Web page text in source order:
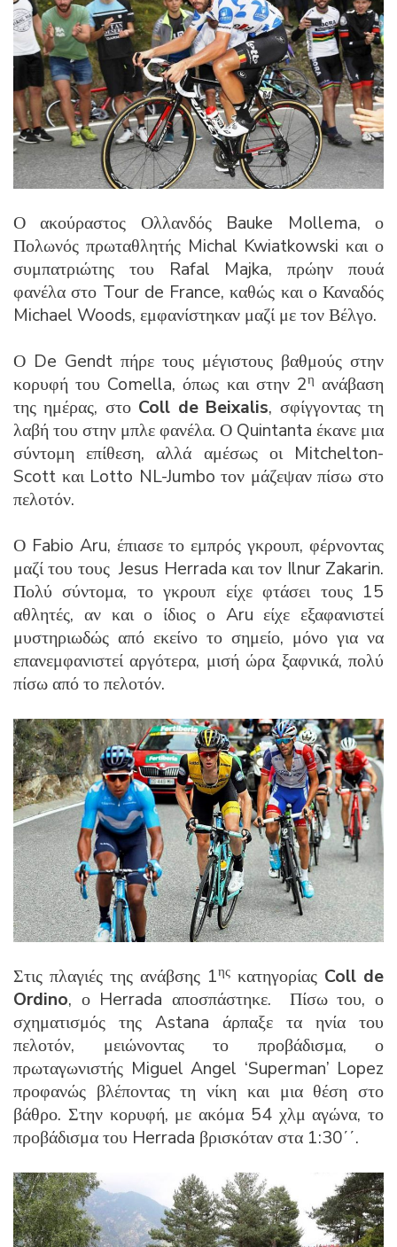
Ο ακούραστος Ολλανδός Bauke Mollema, ο
Πολωνός πρωταθλητής Michal Kwiatkowski και ο
συμπατριώτης του Rafal Majka, πρώην πουά
φανέλα στο Tour de France, καθώς και ο Καναδός
Michael Woods, εμφανίστηκαν μαζί με τον Βέλγο.
Ο De Gendt πήρε τους μέγιστους βαθμούς στην
κορυφή του Comella, όπως και στην 2η ανάβαση
της ημέρας, στο Coll de Beixalis, σφίγγοντας τη
λαβή του στην μπλε φανέλα. Ο Quintanta έκανε μια
σύντομη επίθεση, αλλά αμέσως οι Mitchelton-
Scott και Lotto NL-Jumbo τον μάζεψαν πίσω στο
πελοτόν.
Ο Fabio Aru, έπιασε το εμπρός γκρουπ, φέρνοντας
μαζί του τους Jesus Herrada και τον Ilnur Zakarin.
Πολύ σύντομα, το γκρουπ είχε φτάσει τους 15
αθλητές, αν και ο ίδιος ο Aru είχε εξαφανιστεί
μυστηριωδώς από εκείνο το σημείο, μόνο για να
επανεμφανιστεί αργότερα, μισή ώρα ξαφνικά, πολύ
πίσω από το πελοτόν.
Στις πλαγιές της ανάβσης 1ης κατηγορίας Coll de
Ordino, ο Herrada αποσπάστηκε. Πίσω του, ο
σχηματισμός της Astana άρπαξε τα ηνία του
πελοτόν, μειώνοντας το προβάδισμα, ο
πρωταγωνιστής Miguel Angel ‘Superman’ Lopez
προφανώς βλέποντας τη νίκη και μια θέση στο
βάθρο. Στην κορυφή, με ακόμα 54 χλμ αγώνα, το
προβάδισμα του Herrada βρισκόταν στα 1:30΄΄.